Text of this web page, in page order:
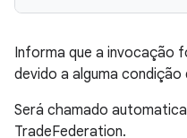
Informa que a invocação
devido a alguma condição
Será chamado
TradeFederation.